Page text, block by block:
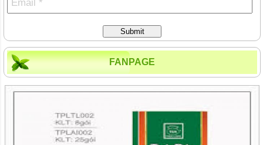
Submit
FANPAGE